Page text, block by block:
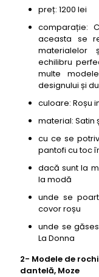
preț: 1200 lei
comparație:
aceasta se
materialelor
echilibru
multe
designului și
culoare: Roșu
material: Satin
cu ce se
pantofi cu toc
dacă sunt la
la modă
unde se
covor roșu
unde se
La Donna
2- Modele de
dantelă, Moze